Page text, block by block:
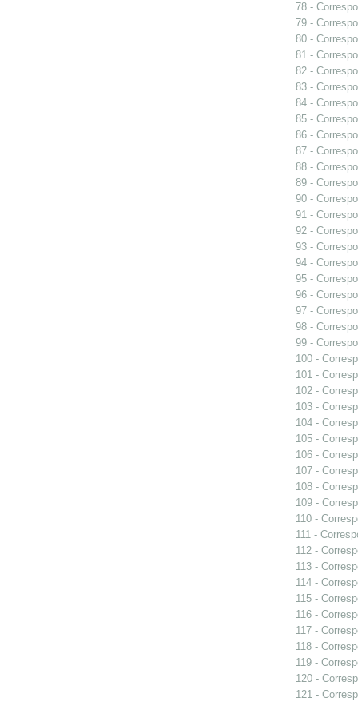
78 -
79 -
80 -
81 -
82 -
83 -
84 -
85 -
86 -
87 -
88 -
89 -
90 -
91 -
92 -
93 -
94 -
95 -
96 -
97 -
98 -
99 -
100 -
101 -
102 -
103 -
104 -
105 -
106 -
107 -
108 -
109 -
110 -
111 -
112 -
113 -
114 -
115 -
116 -
117 -
118 -
119 -
120 -
121 -